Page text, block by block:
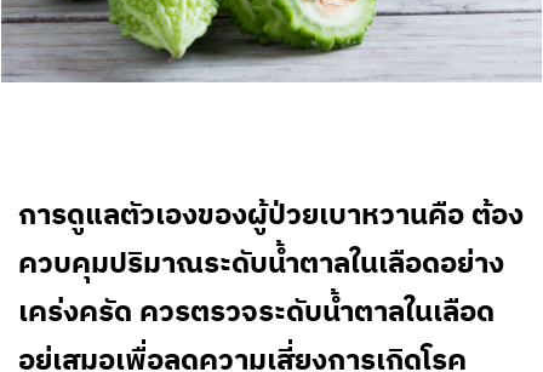
การดูแลตัวเองของผู้ป่วยเบาหวานคือ ต้อง
ควบคุมปริมาณระดับน้ำตาลในเลือดอย่าง
เคร่งครัด ควรตรวจระดับน้ำตาลในเลือด
อยู่เสมอเพื่อลดความเสี่ยงการเกิดโรค